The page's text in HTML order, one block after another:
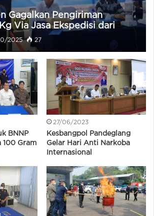
Gagalkan Pengiriman
Via Jasa Ekspedisi dari
2025 27
BNNP
100 Gram
27/06/2023
Kesbangpol Pandeglang
Gelar Hari Anti Narkoba
Internasional